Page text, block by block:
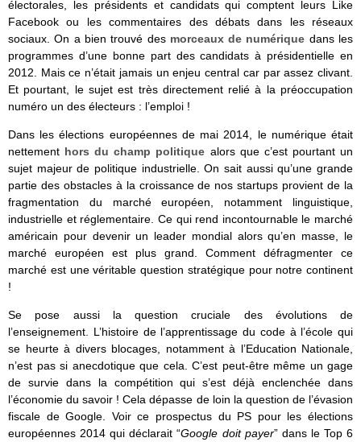
électorales, les présidents et candidats qui comptent leurs Like
Facebook ou les commentaires des débats dans les réseaux
sociaux. On a bien trouvé des morceaux de numérique dans les
programmes d’une bonne part des candidats à présidentielle en
2012. Mais ce n’était jamais un enjeu central car par assez clivant.
Et pourtant, le sujet est très directement relié à la préoccupation
numéro un des électeurs : l’emploi !
Dans les élections européennes de mai 2014, le numérique était
nettement hors du champ politique alors que c’est pourtant un
sujet majeur de politique industrielle. On sait aussi qu’une grande
partie des obstacles à la croissance de nos startups provient de la
fragmentation du marché européen, notamment linguistique,
industrielle et réglementaire. Ce qui rend incontournable le marché
américain pour devenir un leader mondial alors qu’en masse, le
marché européen est plus grand. Comment défragmenter ce
marché est une véritable question stratégique pour notre continent
!
Se pose aussi la question cruciale des évolutions de
l’enseignement. L’histoire de l’apprentissage du code à l’école qui
se heurte à divers blocages, notamment à l’Education Nationale,
n’est pas si anecdotique que cela. C’est peut-être même un gage
de survie dans la compétition qui s’est déjà enclenchée dans
l’économie du savoir ! Cela dépasse de loin la question de l’évasion
fiscale de Google. Voir ce prospectus du PS pour les élections
européennes 2014 qui déclarait “Google doit payer” dans le Top 6